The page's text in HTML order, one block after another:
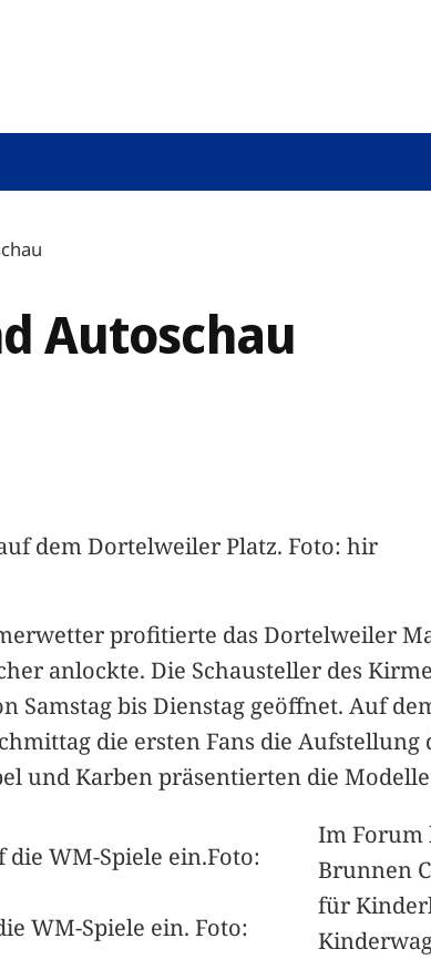
Autoschau
dem Dortelweiler Platz. Foto: hir
profitierte das Dortelweiler
anlockte. Die Schausteller des
Samstag bis Dienstag geöffnet. Auf
die ersten Fans die
und Karben präsentierten die
WM-Spiele ein. Foto:
Im Forum
Brunnen
für